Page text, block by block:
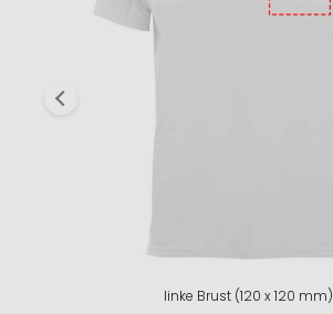
linke Brust (120 x 120 mm)